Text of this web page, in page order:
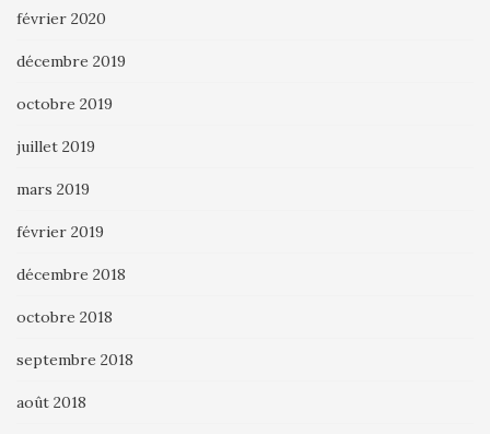
février 2020
décembre 2019
octobre 2019
juillet 2019
mars 2019
février 2019
décembre 2018
octobre 2018
septembre 2018
août 2018